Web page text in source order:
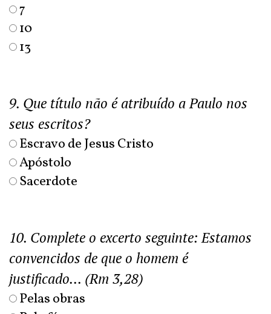
7
10
13
9. Que título não é atribuído a Paulo nos
seus escritos?
Escravo de Jesus Cristo
Apóstolo
Sacerdote
10. Complete o excerto seguinte: Estamos
convencidos de que o homem é
justificado... (Rm 3,28)
Pelas obras